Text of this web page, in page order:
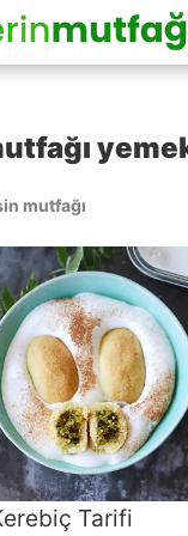
mutfağı
Tarifi